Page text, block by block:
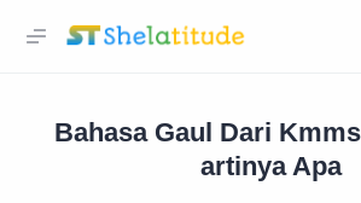
Bahasa Gaul Dari
artinya Apa